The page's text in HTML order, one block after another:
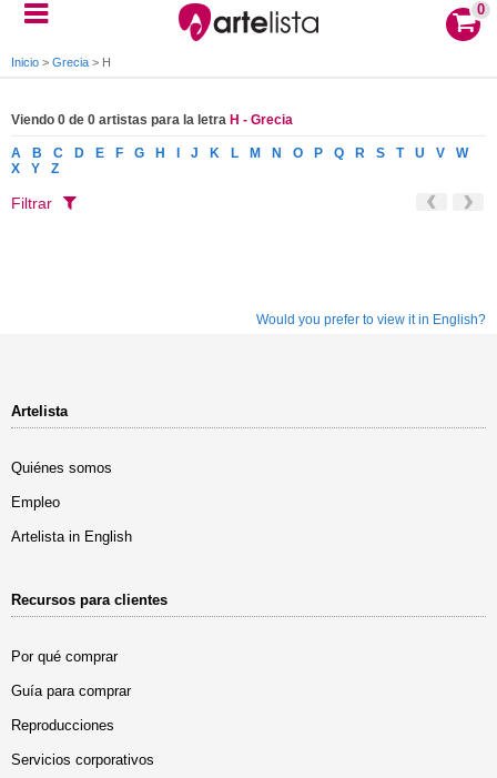
0
Inicio > Grecia > H
Viendo 0 de 0 artistas para la letra H - Grecia
A B C D E F G H J K L M N O P Q R S T U V
W
X
Y Z
Filtrar
Would you prefer to view it in English?
Artelista
Quiénes somos
Empleo
Artelista in English
Recursos para clientes
Por qué comprar
Guía para comprar
Reproducciones
Servicios corporativos